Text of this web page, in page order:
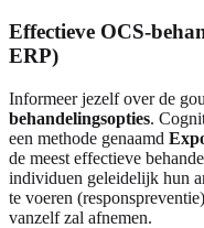
Effectieve OCS-
ERP)
Informeer jezelf over de
behandelingsopties.
een methode genaamd
de meest effectieve
individuen geleidelijk hun
te voeren
vanzelf zal afnemen.